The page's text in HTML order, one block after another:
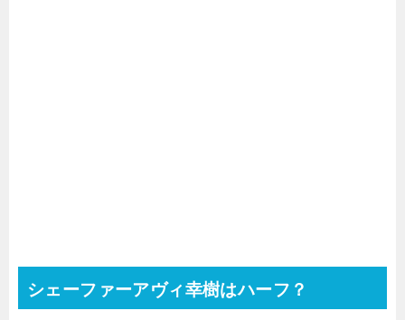
シェーファーアヴィ幸樹はハーフ？